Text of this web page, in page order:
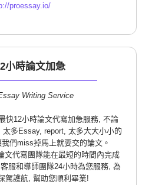
proessay.io/
小時論文加急
Writing Service
快12小時論文代寫加急服務, 不論
多Essay, report, 太多大大小小的
們miss掉馬上就要交的論文。
文代寫團隊能在最短的時間內完成
服和導師團隊24小時為您服務, 為
駕護航, 幫助您順利畢業!